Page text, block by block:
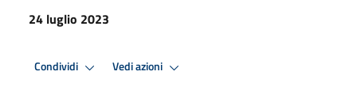
24 luglio 2023
Condividi Vedi azioni